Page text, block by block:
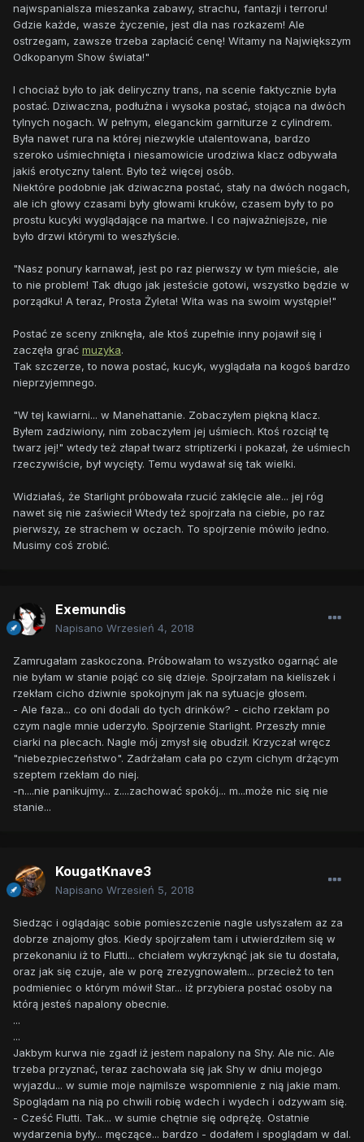
najwspanialsza mieszanka zabawy, strachu, fantazji i terroru!
Gdzie każde, wasze życzenie, jest dla nas rozkazem! Ale
ostrzegam, zawsze trzeba zapłacić cenę! Witamy na Największym
Odkopanym Show świata!"
I chociaż było to jak deliryczny trans, na scenie faktycznie była
postać. Dziwaczna, podłużna i wysoka postać, stojąca na dwóch
tylnych nogach. W pełnym, eleganckim garniturze z cylindrem.
Była nawet rura na której niezwykle utalentowana, bardzo
szeroko uśmiechnięta i niesamowicie urodziwa klacz odbywała
jakiś erotyczny talent. Było też więcej osób.
Niektóre podobnie jak dziwaczna postać, stały na dwóch nogach,
ale ich głowy czasami były głowami kruków, czasem były to po
prostu kucyki wyglądające na martwe. I co najważniejsze, nie
było drzwi którymi to weszłyście.
"Nasz ponury karnawał, jest po raz pierwszy w tym mieście, ale
to nie problem! Tak długo jak jesteście gotowi, wszystko będzie w
porządku! A teraz, Prosta Żyleta! Wita was na swoim występie!"
Postać ze sceny zniknęła, ale ktoś zupełnie inny pojawił się i
zaczęła grać muzyka.
Tak szczerze, to nowa postać, kucyk, wyglądała na kogoś bardzo
nieprzyjemnego.
"W tej kawiarni... w Manehattanie. Zobaczyłem piękną klacz.
Byłem zadziwiony, nim zobaczyłem jej uśmiech. Ktoś rozciął tę
twarz jej!" wtedy też złapał twarz striptizerki i pokazał, że uśmiech
rzeczywiście, był wycięty. Temu wydawał się tak wielki.
Widziałaś, że Starlight próbowała rzucić zaklęcie ale... jej róg
nawet się nie zaświecił Wtedy też spojrzała na ciebie, po raz
pierwszy, ze strachem w oczach. To spojrzenie mówiło jedno.
Musimy coś zrobić.
Exemundis
Napisano Wrzesień 4, 2018
Zamrugałam zaskoczona. Próbowałam to wszystko ogarnąć ale
nie byłam w stanie pojąć co się dzieje. Spojrzałam na kieliszek i
rzekłam cicho dziwnie spokojnym jak na sytuacje głosem.
- Ale faza... co oni dodali do tych drinków? - cicho rzekłam po
czym nagle mnie uderzyło. Spojrzenie Starlight. Przeszły mnie
ciarki na plecach. Nagle mój zmysł się obudził. Krzyczał wręcz
"niebezpieczeństwo". Zadrżałam cała po czym cichym drżącym
szeptem rzekłam do niej.
-n....nie panikujmy... z....zachować spokój... m...może nic się nie
stanie...
KougatKnave3
Napisano Wrzesień 5, 2018
Siedząc i oglądając sobie pomieszczenie nagle usłyszałem az za
dobrze znajomy głos. Kiedy spojrzałem tam i utwierdziłem się w
przekonaniu iż to Flutti... chciałem wykrzyknąć jak sie tu dostała,
oraz jak się czuje, ale w porę zrezygnowałem... przecież to ten
podmieniec o którym mówił Star... iż przybiera postać osoby na
którą jesteś napalony obecnie.
...
...
Jakbym kurwa nie zgadł iż jestem napalony na Shy. Ale nic. Ale
trzeba przyznać, teraz zachowała się jak Shy w dniu mojego
wyjazdu... w sumie moje najmilsze wspomnienie z nią jakie mam.
Spoglądam na nią po chwili robię wdech i wydech i odzywam się.
- Cześć Flutti. Tak... w sumie chętnie się odprężę. Ostatnie
wydarzenia były... męczące... bardzo - dodałem i spoglądam w dal.